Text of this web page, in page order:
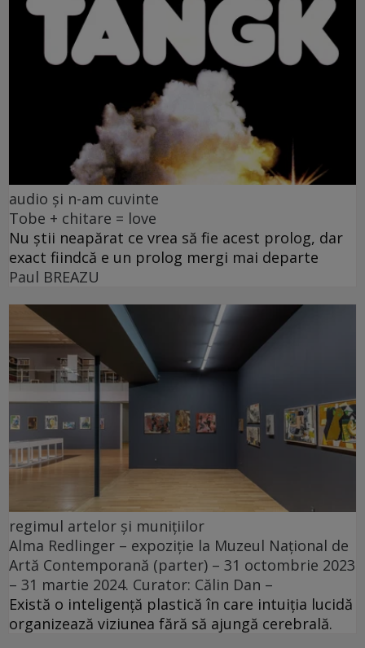
audio și n-am cuvinte
Tobe + chitare = love
Nu știi neapărat ce vrea să fie acest prolog, dar
exact fiindcă e un prolog mergi mai departe
Paul BREAZU
regimul artelor și munițiilor
Alma Redlinger – expoziție la Muzeul Național de
Artă Contemporană (parter) – 31 octombrie 2023
– 31 martie 2024. Curator: Călin Dan –
Există o inteligență plastică în care intuiția lucidă
organizează viziunea fără să ajungă cerebrală.